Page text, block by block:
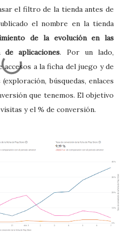
el filtro de la tienda antes de
el nombre en la tienda
de la evolución en las
aplicaciones. Por un lado,
a la ficha del juego y de
búsquedas, enlaces
que tenemos. El objetivo
y el % de conversión.